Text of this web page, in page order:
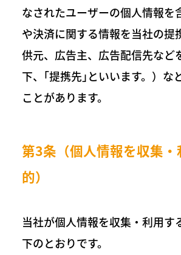
なされたユーザーの個人情報を
や決済に関する情報を当社の提
供元、広告主、広告配信先など
下、｢提携先｣といいます。）な
ことがあります。
第3条（個人情報を収集・
的）
当社が個人情報を収集・利用す
下のとおりです。